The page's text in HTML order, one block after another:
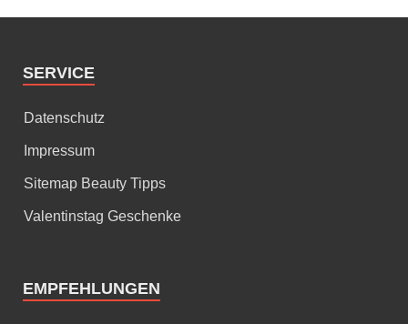
SERVICE
Datenschutz
Impressum
Sitemap Beauty Tipps
Valentinstag Geschenke
EMPFEHLUNGEN